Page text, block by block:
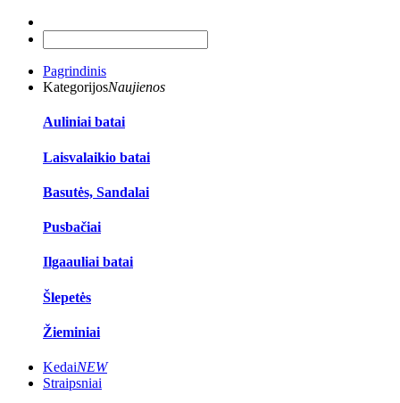
Pagrindinis
KategorijosNaujienos
Auliniai batai
Laisvalaikio batai
Basutės, Sandalai
Pusbačiai
Ilgaauliai batai
Šlepetės
Žieminiai
KedaiNEW
Straipsniai